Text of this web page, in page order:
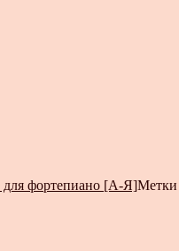
фортепиано [А-Я]Метки